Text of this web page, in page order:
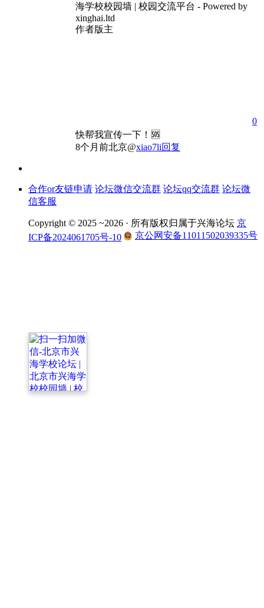
作者版主
0
快帮我宣传一下！🆘
8个月前北京@xiao7li回复
合作or友链申请 论坛微信交流群 论坛qq交流群 论坛微
信客服
Copyright © 2025 ~2026 · 所有版权归属于兴海论坛 京
ICP备2024061705号-10
京公网安备11011502039335号